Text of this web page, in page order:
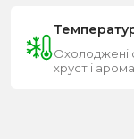
Охолоджені
хруст і